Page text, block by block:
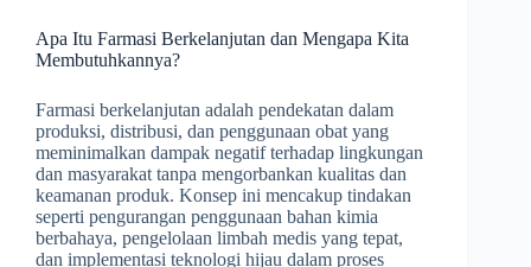
Apa Itu Farmasi Berkelanjutan dan Mengapa Kita
Membutuhkannya?
Farmasi berkelanjutan adalah pendekatan dalam
produksi, distribusi, dan penggunaan obat yang
meminimalkan dampak negatif terhadap lingkungan
dan masyarakat tanpa mengorbankan kualitas dan
keamanan produk. Konsep ini mencakup tindakan
seperti pengurangan penggunaan bahan kimia
berbahaya, pengelolaan limbah medis yang tepat,
dan implementasi teknologi hijau dalam proses